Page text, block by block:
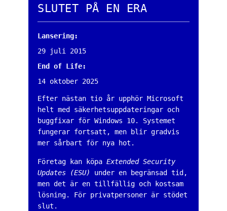
SLUTET PÅ EN ERA
Lansering:
29 juli 2015
End of Life:
14 oktober 2025
Efter nästan tio år upphör Microsoft
helt med säkerhetsuppdateringar och
buggfixar för Windows 10. Systemet
fungerar fortsatt, men blir gradvis
mer sårbart för nya hot.
Företag kan köpa Extended Security
Updates (ESU)
under en begränsad tid,
men det är en tillfällig och kostsam
lösning. För privatpersoner är stödet
slut.